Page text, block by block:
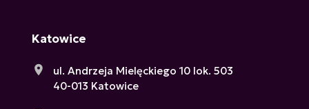
Katowice
ul. Andrzeja Mielęckiego 10 lok. 503
40-013 Katowice